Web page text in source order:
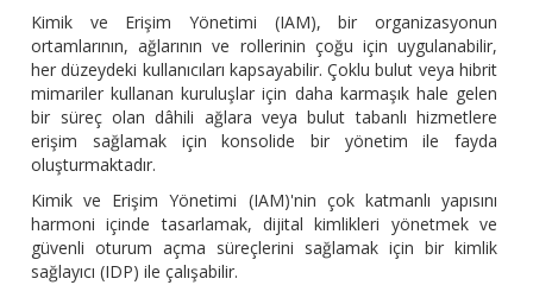
Kimik ve Erişim Yönetimi (IAM), bir organizasyonun
ortamlarının, ağlarının ve rollerinin çoğu için uygulanabilir,
her düzeydeki kullanıcıları kapsayabilir. Çoklu bulut veya hibrit
mimariler kullanan kuruluşlar için daha karmaşık hale gelen
bir süreç olan dâhili ağlara veya bulut tabanlı hizmetlere
erişim sağlamak için konsolide bir yönetim ile fayda
oluşturmaktadır.
Kimik ve Erişim Yönetimi (IAM)'nin çok katmanlı yapısını
harmoni içinde tasarlamak, dijital kimlikleri yönetmek ve
güvenli oturum açma süreçlerini sağlamak için bir kimlik
sağlayıcı (IDP) ile çalışabilir.